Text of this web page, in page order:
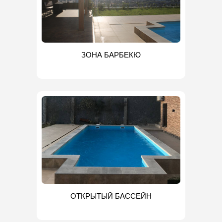
ЗОНА БАРБЕКЮ
ОТКРЫТЫЙ БАССЕЙН